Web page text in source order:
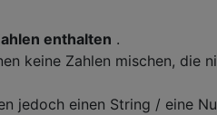
enthalten .
keine Zahlen mischen, die
jedoch einen String / eine